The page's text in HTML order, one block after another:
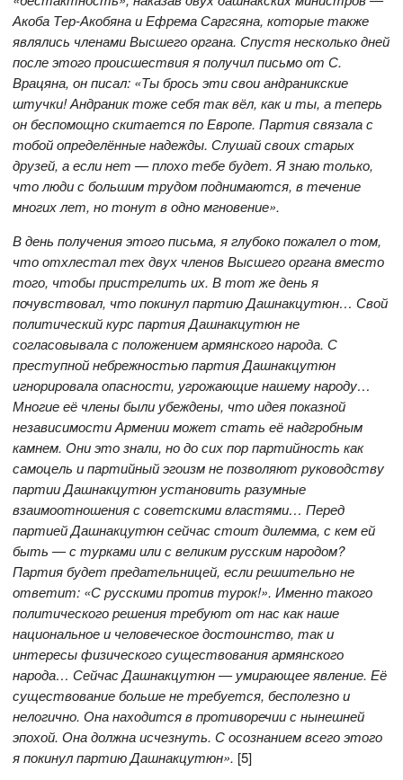
Акоба Тер-Акобяна и Ефрема Саргсяна, которые также
являлись членами Высшего органа. Спустя несколько дней
после этого происшествия я получил письмо от С.
Врацяна, он писал: «Ты брось эти свои андраникские
штучки! Андраник тоже себя так вёл, как и ты, а теперь
он беспомощно скитается по Европе. Партия связала с
тобой определённые надежды. Слушай своих старых
друзей, а если нет — плохо тебе будет. Я знаю только,
что люди с большим трудом поднимаются, в течение
многих лет, но тонут в одно мгновение».
В день получения этого письма, я глубоко пожалел о том,
что отхлестал тех двух членов Высшего органа вместо
того, чтобы пристрелить их. В тот же день я
почувствовал, что покинул партию Дашнакцутюн… Свой
политический курс партия Дашнакцутюн не
согласовывала с положением армянского народа. С
преступной небрежностью партия Дашнакцутюн
игнорировала опасности, угрожающие нашему народу…
Многие её члены были убеждены, что идея показной
независимости Армении может стать её надгробным
камнем. Они это знали, но до сих пор партийность как
самоцель и партийный эгоизм не позволяют руководству
партии Дашнакцутюн установить разумные
взаимоотношения с советскими властями… Перед
партией Дашнакцутюн сейчас стоит дилемма, с кем ей
быть — с турками или с великим русским народом?
Партия будет предательницей, если решительно не
ответит: «С русскими против турок!». Именно такого
политического решения требуют от нас как наше
национальное и человеческое достоинство, так и
интересы физического существования армянского
народа… Сейчас Дашнакцутюн — умирающее явление. Её
существование больше не требуется, бесполезно и
нелогично. Она находится в противоречии с нынешней
эпохой. Она должна исчезнуть. С осознанием всего этого
я покинул партию Дашнакцутюн». [5]